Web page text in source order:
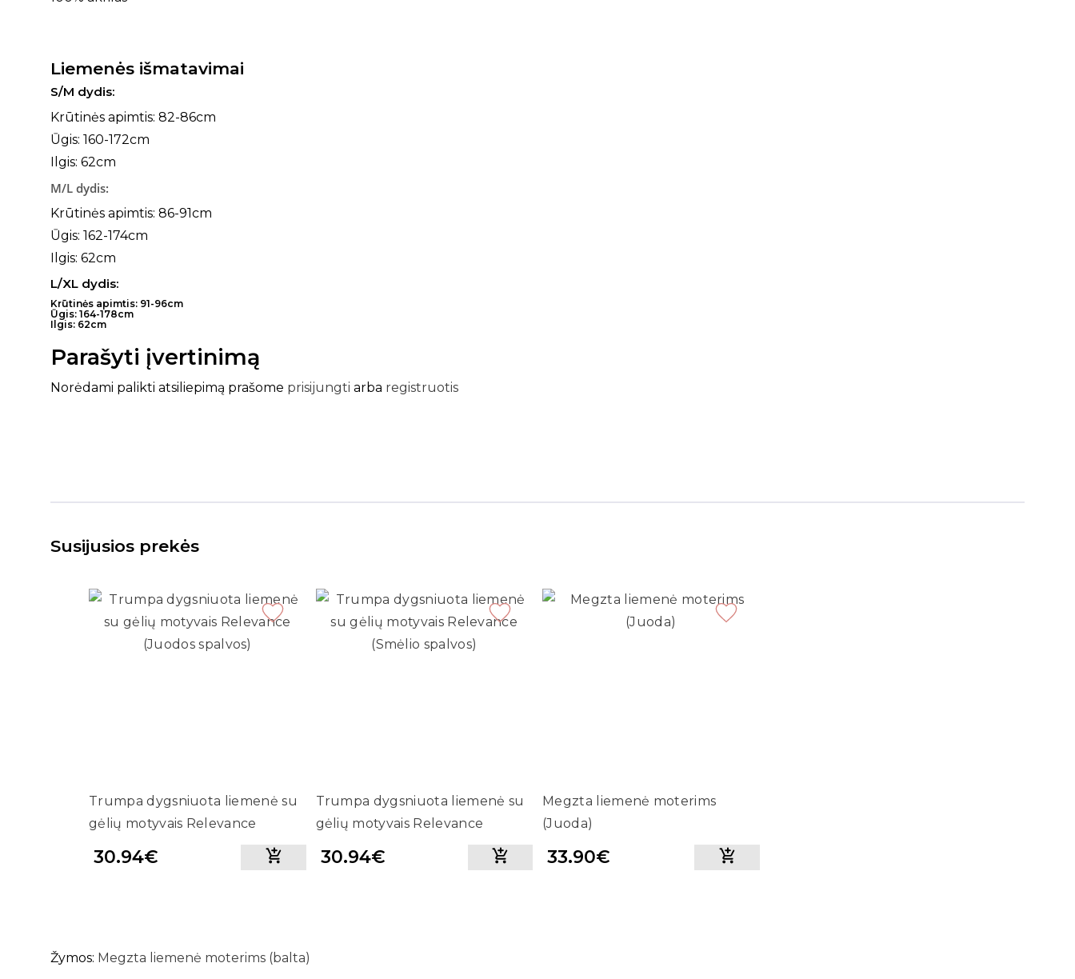
Liemenės išmatavimai
S/M dydis:
Krūtinės apimtis: 82-86cm
Ūgis: 160-172cm
Ilgis: 62cm
M/L dydis:
Krūtinės apimtis: 86-91cm
Ūgis: 162-174cm
Ilgis: 62cm
L/XL dydis:
Krūtinės apimtis: 91-96cm
Ūgis: 164-178cm
Ilgis: 62cm
Parašyti įvertinimą
Norėdami palikti atsiliepimą prašome prisijungti arba registruotis
Susijusios prekės
Trumpa dygsniuota liemenė su
gėlių motyvais Relevance
30.94€
Trumpa dygsniuota liemenė su
gėlių motyvais Relevance
30.94€
Megzta liemenė moterims
(Juoda)
33.90€
Žymos: Megzta liemenė moterims (balta)